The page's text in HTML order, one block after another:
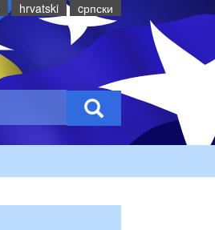
hrvatski cрпски